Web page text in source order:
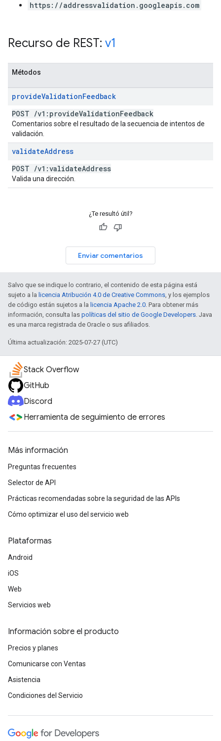
https://addressvalidation.googleapis.com
Recurso de REST: v1
Métodos
provideValidationFeedback
POST /v1:provideValidationFeedback
Comentarios sobre el resultado de la secuencia de intentos de
validación.
validateAddress
POST /v1:validateAddress
Valida una dirección.
¿Te resultó útil?
Enviar comentarios
Salvo que se indique lo contrario, el contenido de esta página está
sujeto a la licencia Atribución 4.0 de Creative Commons, y los ejemplos
de código están sujetos a la licencia Apache 2.0. Para obtener más
información, consulta las políticas del sitio de Google Developers. Java
es una marca registrada de Oracle o sus afiliados.
Última actualización: 2025-07-27 (UTC)
Stack Overflow
GitHub
Discord
Herramienta de seguimiento de errores
Más información
Preguntas frecuentes
Selector de API
Prácticas recomendadas sobre la seguridad de las APIs
Cómo optimizar el uso del servicio web
Plataformas
Android
iOS
Web
Servicios web
Información sobre el producto
Precios y planes
Comunicarse con Ventas
Asistencia
Condiciones del Servicio